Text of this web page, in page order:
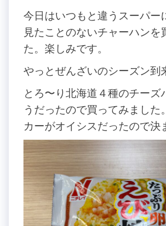
今日はいつもと違うスーパー
見たことのないチャーハンを
た。楽しみです。
やっとぜんざいのシーズン到
とろ〜り北海道４種のチーズ
うだったので買ってみました
カーがオイシスだったので決